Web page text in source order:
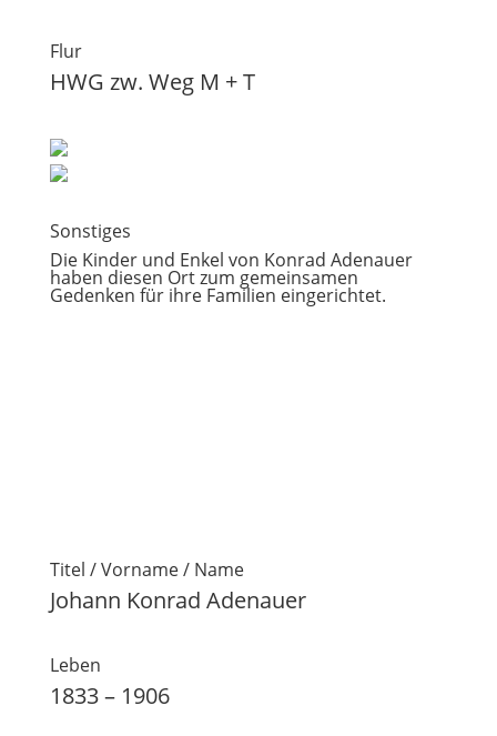
Flur
HWG zw. Weg M + T
Sonstiges
Die Kinder und Enkel von Konrad Adenauer
haben diesen Ort zum gemeinsamen
Gedenken für ihre Familien eingerichtet.
Titel / Vorname / Name
Johann Konrad Adenauer
Leben
1833 – 1906